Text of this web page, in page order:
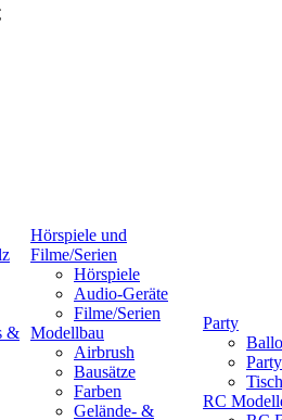
&
Hörspiele und
Filme/Serien
Hörspiele
Audio-Geräte
Filme/Serien
Modellbau
Airbrush
Bausätze
Farben
Gelände- &
Party
RC